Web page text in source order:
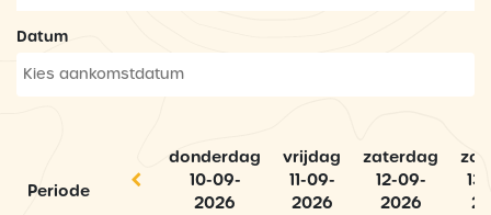
Datum
Periode
donderdag
10-09-
2026
vrijdag
11-09-
2026
zaterdag
12-09-
2026